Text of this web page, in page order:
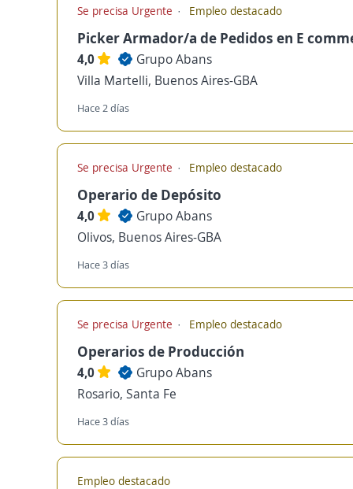
Se precisa Urgente Empleo destacado
Picker Armador/a de Pedidos en E
4,0
Grupo Abans
Villa Martelli, Buenos Aires-GBA
Hace 2 días
Se precisa Urgente Empleo destacado
Operario de Depósito
4,0
Grupo Abans
Olivos, Buenos Aires-GBA
Hace 3 días
Se precisa Urgente Empleo destacado
Operarios de Producción
4,0
Grupo Abans
Rosario, Santa Fe
Hace 3 días
Empleo destacado